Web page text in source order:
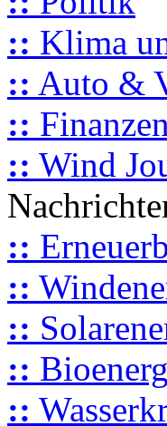
:: Klima
:: Auto &
::
:: Wind
::
::
::
::
::